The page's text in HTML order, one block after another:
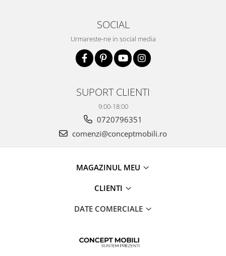
SOCIAL
Urmareste-ne in social media
SUPORT CLIENTI
9:00-18:00
0720796351
comenzi@conceptmobili.ro
MAGAZINUL MEU
CLIENTI
DATE COMERCIALE